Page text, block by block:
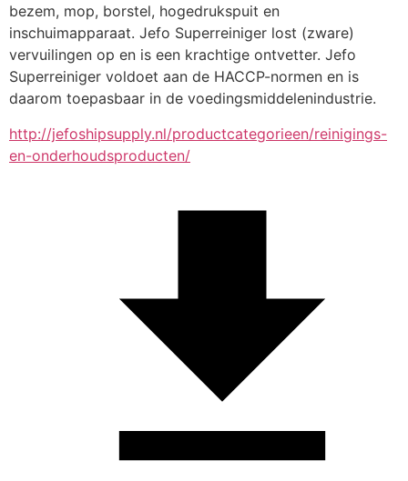
bezem, mop, borstel, hogedrukspuit en
inschuimapparaat. Jefo Superreiniger lost (zware)
vervuilingen op en is een krachtige ontvetter. Jefo
Superreiniger voldoet aan de HACCP-normen en is
daarom toepasbaar in de voedingsmiddelenindustrie.
http://jefoshipsupply.nl/productcategorieen/reinigings-
en-onderhoudsproducten/